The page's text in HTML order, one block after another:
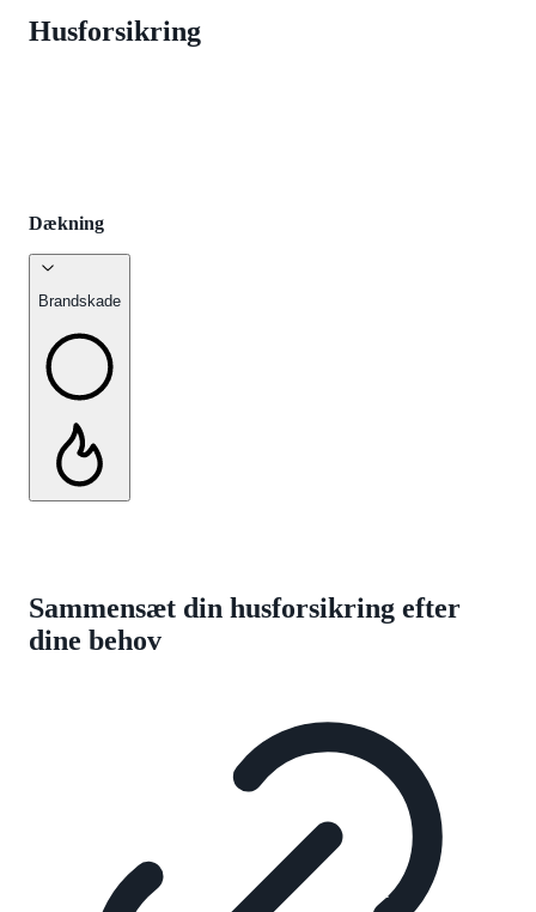
Husforsikring
Dækning
Brandskade
Sammensæt din husforsikring efter
dine behov